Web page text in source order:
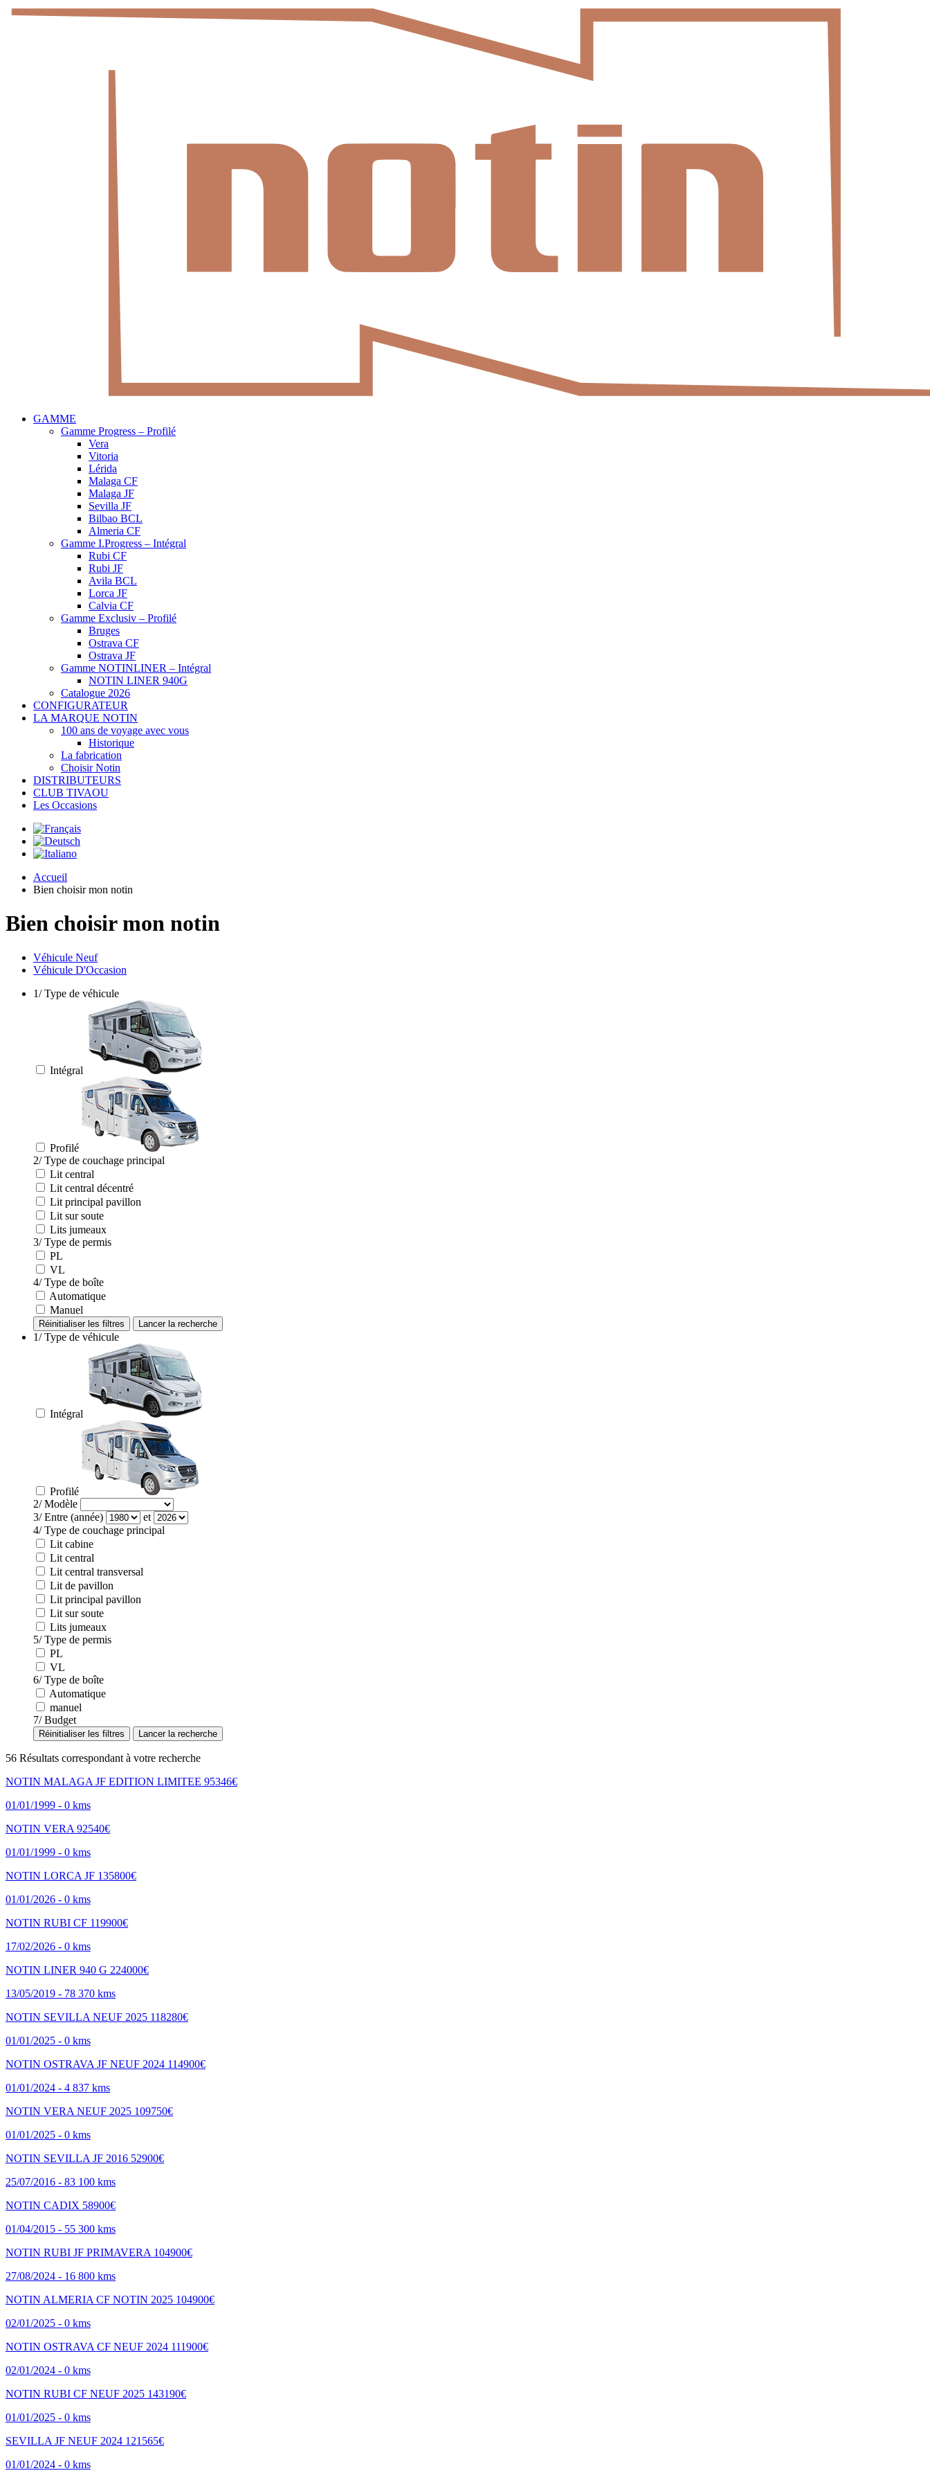
GAMME
Gamme Progress – Profilé
Vera
Vitoria
Lérida
Malaga CF
Malaga JF
Sevilla JF
Bilbao BCL
Almeria CF
Gamme I.Progress – Intégral
Rubi CF
Rubi JF
Avila BCL
Lorca JF
Calvia CF
Gamme Exclusiv – Profilé
Bruges
Ostrava CF
Ostrava JF
Gamme NOTINLINER – Intégral
NOTIN LINER 940G
Catalogue 2026
CONFIGURATEUR
LA MARQUE NOTIN
100 ans de voyage avec vous
Historique
La fabrication
Choisir Notin
DISTRIBUTEURS
CLUB TIVAOU
Les Occasions
Accueil
Bien choisir mon notin
Bien choisir mon notin
Véhicule Neuf
Véhicule D'Occasion
1/ Type de véhicule
Intégral
Profilé
2/ Type de couchage principal
Lit central
Lit central décentré
Lit principal pavillon
Lit sur soute
Lits jumeaux
3/ Type de permis
PL
VL
4/ Type de boîte
Automatique
Manuel
Réinitialiser les filtres
1/ Type de véhicule
Intégral
Profilé
2/ Modèle
3/ Entre (année)
et
4/ Type de couchage principal
Lit cabine
Lit central
Lit central transversal
Lit de pavillon
Lit principal pavillon
Lit sur soute
Lits jumeaux
5/ Type de permis
PL
VL
6/ Type de boîte
Automatique
manuel
7/ Budget
Réinitialiser les filtres
56 Résultats correspondant à votre recherche
NOTIN MALAGA JF EDITION LIMITEE 95346€
01/01/1999 - 0 kms
NOTIN VERA 92540€
01/01/1999 - 0 kms
NOTIN LORCA JF 135800€
01/01/2026 - 0 kms
NOTIN RUBI CF 119900€
17/02/2026 - 0 kms
NOTIN LINER 940 G 224000€
13/05/2019 - 78 370 kms
NOTIN SEVILLA NEUF 2025 118280€
01/01/2025 - 0 kms
NOTIN OSTRAVA JF NEUF 2024 114900€
01/01/2024 - 4 837 kms
NOTIN VERA NEUF 2025 109750€
01/01/2025 - 0 kms
NOTIN SEVILLA JF 2016 52900€
25/07/2016 - 83 100 kms
NOTIN CADIX 58900€
01/04/2015 - 55 300 kms
NOTIN RUBI JF PRIMAVERA 104900€
27/08/2024 - 16 800 kms
NOTIN ALMERIA CF NOTIN 2025 104900€
02/01/2025 - 0 kms
NOTIN OSTRAVA CF NEUF 2024 111900€
02/01/2024 - 0 kms
NOTIN RUBI CF NEUF 2025 143190€
01/01/2025 - 0 kms
SEVILLA JF NEUF 2024 121565€
01/01/2024 - 0 kms